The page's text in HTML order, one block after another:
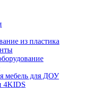
из пластика
мебель для ДОУ
4KIDS